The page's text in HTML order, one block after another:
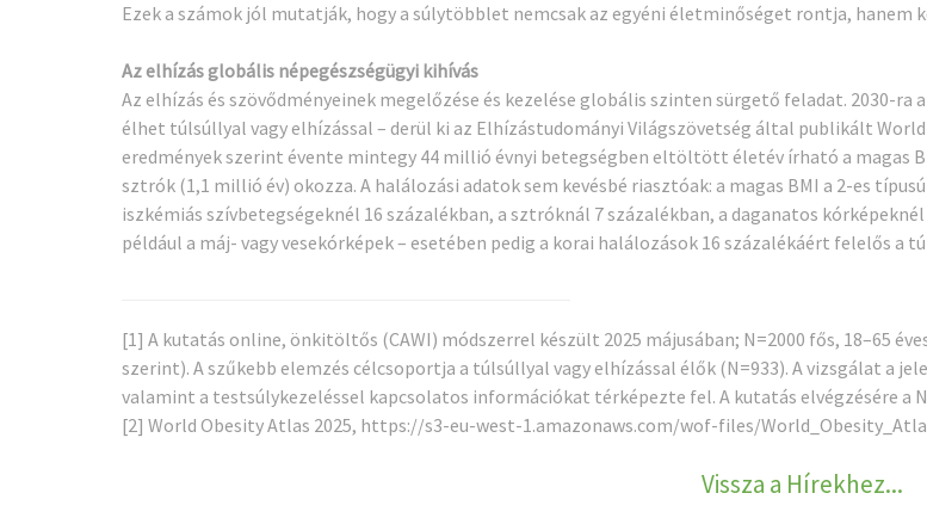
Ezek a számok jól mutatják, hogy a súlytöbblet nemcsak az egyéni életminőséget rontja, hanem
Az elhízás globális népegészségügyi kihívás
Az elhízás és szövődményeinek megelőzése és kezelése globális szinten sürgető feladat. 2030-
élhet túlsúllyal vagy elhízással – derül ki az Elhízástudományi Világszövetség által publikált World
eredmények szerint évente mintegy 44 millió évnyi betegségben eltöltött életév írható a magas
sztrók (1,1 millió év) okozza. A halálozási adatok sem kevésbé riasztóak: a magas BMI a 2-es
iszkémiás szívbetegségeknél 16 százalékban, a sztróknál 7 százalékban, a daganatos
például a máj- vagy vesekórképek – esetében pedig a korai halálozások 16 százalékáért felelős a
[1] A kutatás online, önkitöltős (CAWI) módszerrel készült 2025 májusában; N=2000 fős, 18–65
szerint). A szűkebb elemzés célcsoportja a túlsúllyal vagy elhízással élők (N=933). A vizsgálat a
valamint a testsúlykezeléssel kapcsolatos információkat térképezte fel. A kutatás elvégzésére a
[2] World Obesity Atlas 2025, https://s3-eu-west-1.amazonaws.com/wof-files/
Vissza a Hírekhez...